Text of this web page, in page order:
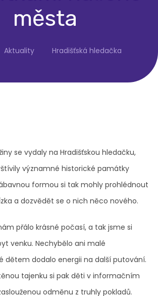
města
Aktuality Hradišťská hledačka
se vydaly na Hradišťskou hledačku,
významné historické památky
formou si tak mohly prohlédnout
a dozvědět se o nich něco nového.
přálo krásné počasí, a tak jsme si
venku. Nechybělo ani malé
dětem dodalo energii na další putování.
tajenku si pak děti v informačním
odměnu z truhly pokladů.